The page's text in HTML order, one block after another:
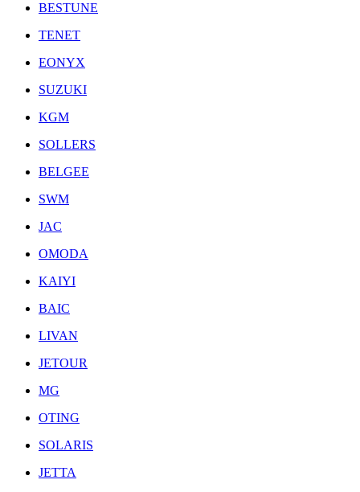
BESTUNE
TENET
EONYX
SUZUKI
KGM
SOLLERS
BELGEE
SWM
JAC
OMODA
KAIYI
BAIC
LIVAN
JETOUR
MG
OTING
SOLARIS
JETTA